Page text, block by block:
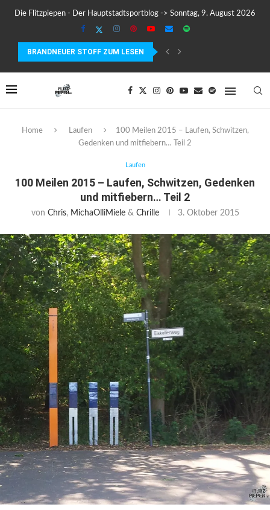
Die Flitzpiepen - Der Hauptstadtsportblog -> Sonntag, 9. August 2026
BRANDNEUER STOFF ZUM LESEN
WARUM LÄUFER AUFHÖREN MÜSSEN, SICH ZU MOTIVIEREN
Home Laufen
100 Meilen 2015 – Laufen, Schwitzen,
Gedenken und mitfiebern… Teil 2
Laufen
100 Meilen 2015 – Laufen, Schwitzen, Gedenken
und mitfiebern… Teil 2
von Chris, MichaOlliMiele& Chrille 3. Oktober 2015